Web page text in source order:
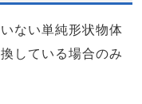
ない単純形状物体
している場合のみ